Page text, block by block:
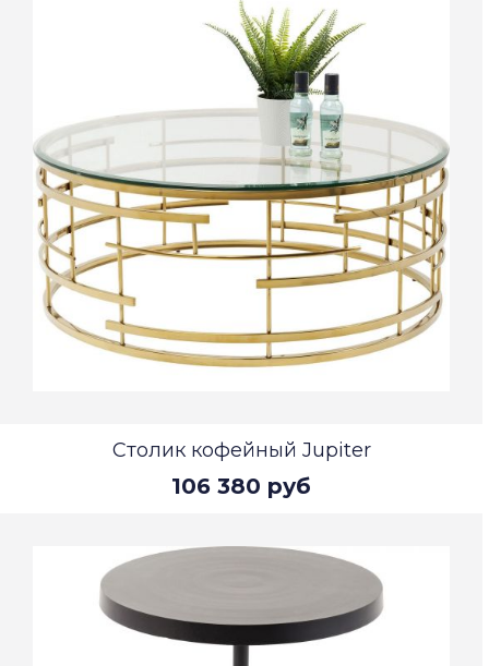
Столик кофейный Jupiter
106 380 руб